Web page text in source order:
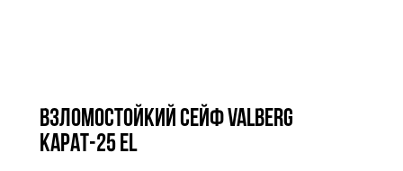
Взломостойкий сейф VALBERG
КАРАТ-25 EL